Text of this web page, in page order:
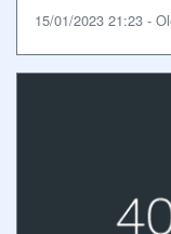
15/01/2023 21:23 -